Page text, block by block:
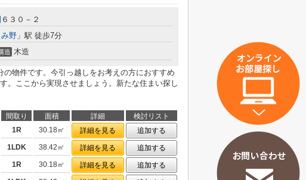
６３０－２
野 」駅 徒歩7分
造 木造
の物件です。今引っ越しをお考えの方におすすめ
。ここから実現させましょう。新たな住まい探し
間取り 面積 詳細
検討リスト
1R 30.18㎡ 詳細を見る
追加する
1LDK 38.42㎡ 詳細を見る
追加する
1R 30.18㎡ 詳細を見る
追加する